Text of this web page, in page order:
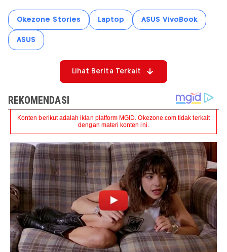
Okezone Stories Laptop ASUS VivoBook
ASUS
Lihat Berita Terkait